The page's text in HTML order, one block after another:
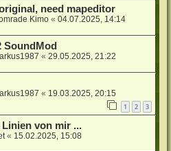
need mapeditor
Kimo «04.07.2025, 14:14
SoundMod
«29.05.2025, 21:22
« 19.03.2025, 20:15
1 2 3
von mir ...
« 15.02.2025, 15:08